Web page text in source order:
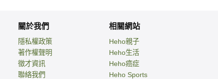
關於我們
隱私權政策
著作權聲明
徵才資訊
聯絡我們
相關網站
Heho親子
Heho生活
Heho癌症
Heho Sports